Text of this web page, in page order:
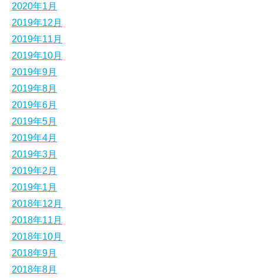
2020年1月
2019年12月
2019年11月
2019年10月
2019年9月
2019年8月
2019年6月
2019年5月
2019年4月
2019年3月
2019年2月
2019年1月
2018年12月
2018年11月
2018年10月
2018年9月
2018年8月